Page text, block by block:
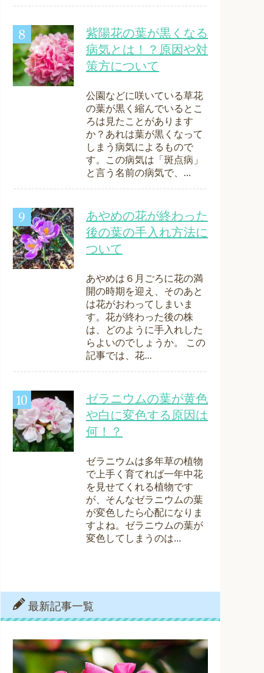
紫陽花の葉が黒くなる
病気とは！？原因や対
策方について
公園などに咲いている草花
の葉が黒く縮んでいるとこ
ろは見たことがあります
か？あれは葉が黒くなって
しまう病気によるもので
す。この病気は「斑点病」
と言う名前の病気で、...
あやめの花が終わった
後の葉の手入れ方法に
ついて
あやめは６月ごろに花の満
開の時期を迎え、そのあと
は花がおわってしまいま
す。花が終わった後の株
は、どのように手入れした
らよいのでしょうか。 この
記事では、花...
ゼラニウムの葉が黄色
や白に変色する原因は
何！？
ゼラニウムは多年草の植物
で上手く育てれば一年中花
を見せてくれる植物です
が、そんなゼラニウムの葉
が変色したら心配になりま
すよね。ゼラニウムの葉が
変色してしまうのは...
最新記事一覧